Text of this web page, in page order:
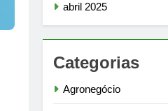
abril 2025
Categorias
Agronegócio